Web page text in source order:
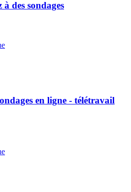
des sondages
en ligne - télétravail